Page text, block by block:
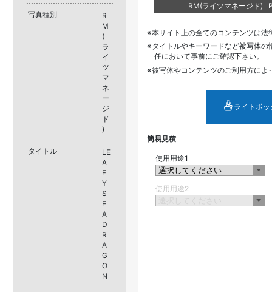
写真種別
R
M
(
ラ
イ
ツ
マ
ネ
ー
ジ
ド
)
タイトル
LE
A
F
Y
S
E
A
D
R
A
G
O
N
RM(ライツマネージド)
本サイト上の全てのコンテンツは
タイトルやキーワードなど被写体
任において事前にご確認下さい。
被写体やコンテンツのご利用方に
ライトボ
簡易見積
使用用途1
使用用途2